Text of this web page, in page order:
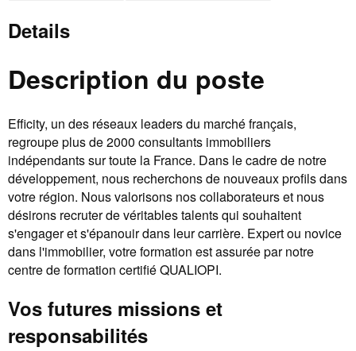
Details
Description du poste
Efficity, un des réseaux leaders du marché français,
regroupe plus de 2000 consultants immobiliers
indépendants sur toute la France. Dans le cadre de notre
développement, nous recherchons de nouveaux profils dans
votre région. Nous valorisons nos collaborateurs et nous
désirons recruter de véritables talents qui souhaitent
s'engager et s'épanouir dans leur carrière. Expert ou novice
dans l'immobilier, votre formation est assurée par notre
centre de formation certifié QUALIOPI.
Vos futures missions et
responsabilités